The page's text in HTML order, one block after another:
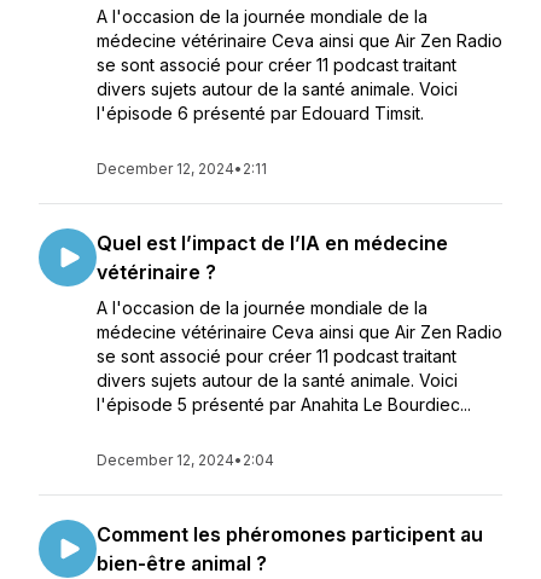
A l'occasion de la journée mondiale de la
médecine vétérinaire Ceva ainsi que Air Zen Radio
se sont associé pour créer 11 podcast traitant
divers sujets autour de la santé animale. Voici
l'épisode 6 présenté par Edouard Timsit.
December 12, 2024• 2:11
Quel est l’impact de l’IA en médecine
vétérinaire ?
A l'occasion de la journée mondiale de la
médecine vétérinaire Ceva ainsi que Air Zen Radio
se sont associé pour créer 11 podcast traitant
divers sujets autour de la santé animale. Voici
l'épisode 5 présenté par Anahita Le Bourdiec...
December 12, 2024• 2:04
Comment les phéromones participent au
bien-être animal ?